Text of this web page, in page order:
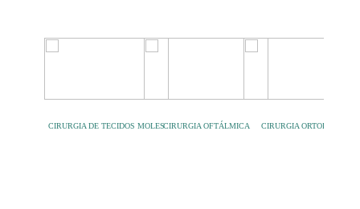
CIRURGIA DE TECIDOS MOLESCIRURGIA OFTÁLMICA CIRURGIA ORTOPÉDICA